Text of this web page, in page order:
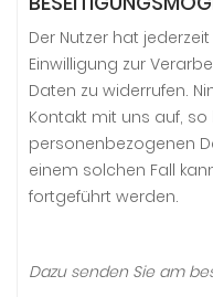
Der Nutzer hat
Einwilligung zur
Daten zu widerrufen.
Kontakt mit uns auf,
personenbezogenen
einem solchen Fall
fortgeführt werden.
Dazu senden Sie am